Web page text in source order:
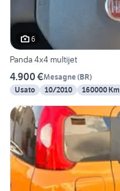
6
Panda 4x4 multijet
4.900 €Mesagne(BR)
Usato
10/2010 160000 Km